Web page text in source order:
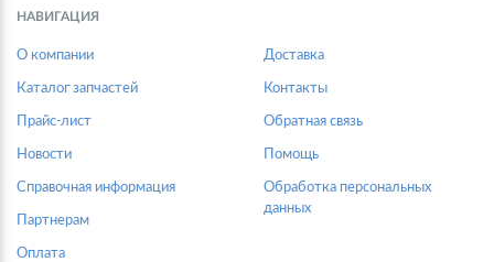
НАВИГАЦИЯ
О компании
Каталог запчастей
Прайс-лист
Новости
Справочная информация
Партнерам
Оплата
Доставка
Контакты
Обратная связь
Помощь
Обработка персональных
данных